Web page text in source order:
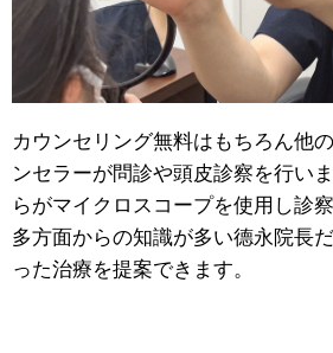
カウンセリング無料はもちろん他
ンセラーが問診や頭皮診察を行い
らがマイクロスコープを使用し診
多方面からの知識が多い德永院長
った治療を提案できます。